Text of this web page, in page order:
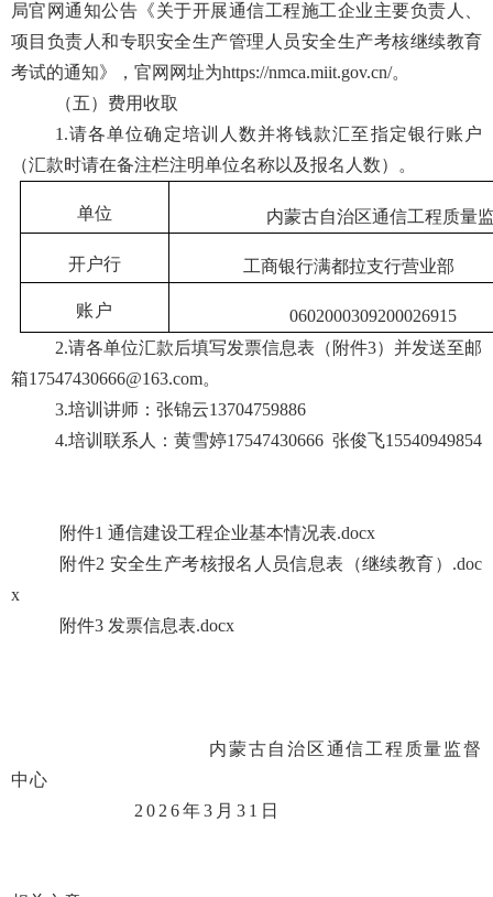
局官网通知公告《关于开展通信工程施工企业主要负责人、
项目负责人和专职安全生产管理人员安全生产考核继续教育
考试的通知》，官网网址为https://nmca.miit.gov.cn/。
（五）费用收取
1.请各单位确定培训人数并将钱款汇至指定银行账户
（汇款时请在备注栏注明单位名称以及报名人数）。
单位 内蒙古自治区通信工程质量
开户行 工商银行满都拉支行营业部
账户
0602000309200026915
2.请各单位汇款后填写发票信息表（附件3）并发送至邮
箱17547430666@163.com。
3.培训讲师：张锦云13704759886
4.培训联系人：黄雪婷17547430666 张俊飞15540949854
附件1 通信建设工程企业基本情况表.docx
附件2 安全生产考核报名人员信息表（继续教育）.doc
x
附件3 发票信息表.docx
内蒙古自治区通信工程质量监督
中心
202 6年3 月 31 日